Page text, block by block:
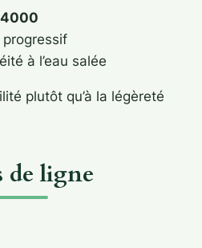
à l’eau salée
plutôt qu’à la légèreté
de ligne